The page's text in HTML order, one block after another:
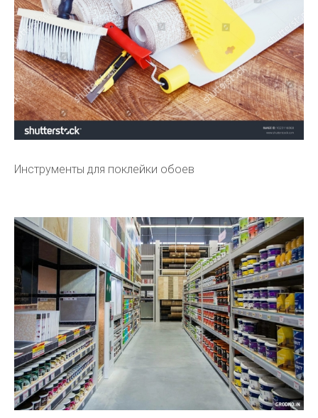
Инструменты для поклейки обоев